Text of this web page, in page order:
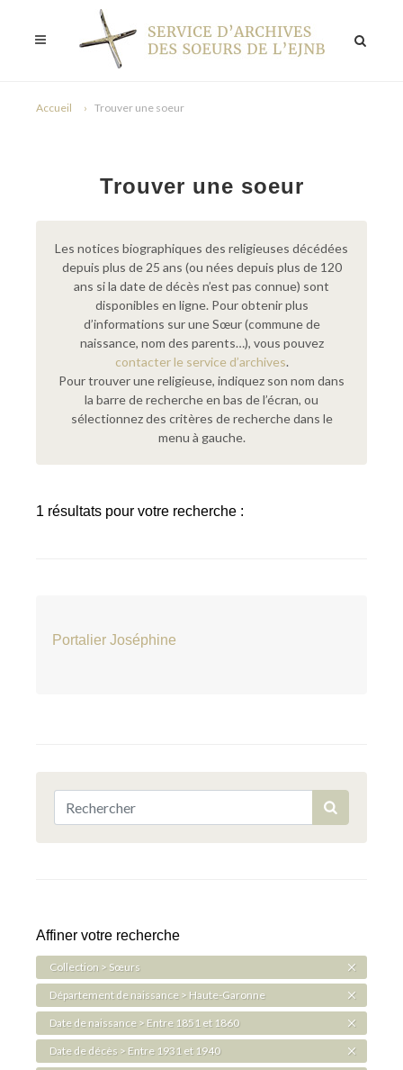
Accueil Trouver une soeur
Trouver une soeur
Les notices biographiques des religieuses décédées
depuis plus de 25 ans (ou nées depuis plus de 120
ans si la date de décès n’est pas connue) sont
disponibles en ligne. Pour obtenir plus
d’informations sur une Sœur (commune de
naissance, nom des parents…), vous pouvez
contacter le service d’archives.
Pour trouver une religieuse, indiquez son nom dans
la barre de recherche en bas de l’écran, ou
sélectionnez des critères de recherche dans le
menu à gauche.
1 résultats pour votre recherche :
Portalier Joséphine
Affiner votre recherche
Collection > Sœurs
Département de naissance > Haute-Garonne
Date de naissance > Entre 1851 et 1860
Date de décès > Entre 1931 et 1940